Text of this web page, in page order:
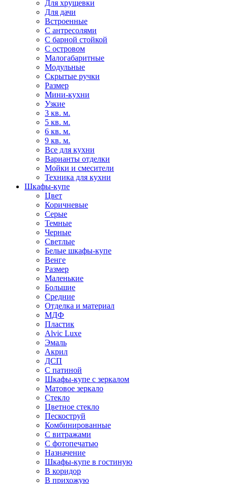
Для хрущевки
Для дачи
Встроенные
С антресолями
С барной стойкой
С островом
Малогабаритные
Модульные
Скрытые ручки
Размер
Мини-кухни
Узкие
3 кв. м.
5 кв. м.
6 кв. м.
9 кв. м.
Все для кухни
Варианты отделки
Мойки и смесители
Техника для кухни
Шкафы-купе
Цвет
Коричневые
Серые
Темные
Черные
Светлые
Белые шкафы-купе
Венге
Размер
Маленькие
Большие
Средние
Отделка и материал
МДФ
Пластик
Alvic Luxe
Эмаль
Акрил
ДСП
С патиной
Шкафы-купе с зеркалом
Матовое зеркало
Стекло
Цветное стекло
Пескоструй
Комбинированные
С витражами
С фотопечатью
Назначение
Шкафы-купе в гостиную
В коридор
В прихожую